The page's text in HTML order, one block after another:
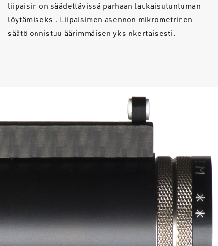
liipaisin on säädettävissä parhaan laukaisutuntuman
löytämiseksi. Liipaisimen asennon mikrometrinen
säätö onnistuu äärimmäisen yksinkertaisesti.